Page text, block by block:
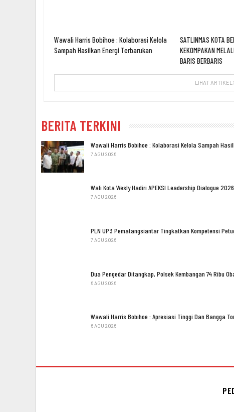
Wawali Harris Bobihoe : Kolaborasi Kelola
Sampah Hasilkan Energi Terbarukan
SATLINMAS KOTA
KEKOMPAKAN
BARIS BERBARIS
LIHAT ARTIKEL
BERITA TERKINI
Wawali Harris Bobihoe : Kolaborasi Kelola Sampah
7 AGU 2026
Wali Kota Wesly Hadiri APEKSI Leadership Dialogue
7 AGU 2026
PLN UP3 Pematangsiantar Tingkatkan Kompetensi
7 AGU 2026
Dua Pengedar Ditangkap, Polsek Kembangan 74 Ribu
6 AGU 2026
Wawali Harris Bobihoe : Apresiasi Tinggi Dan Bangga
6 AGU 2026